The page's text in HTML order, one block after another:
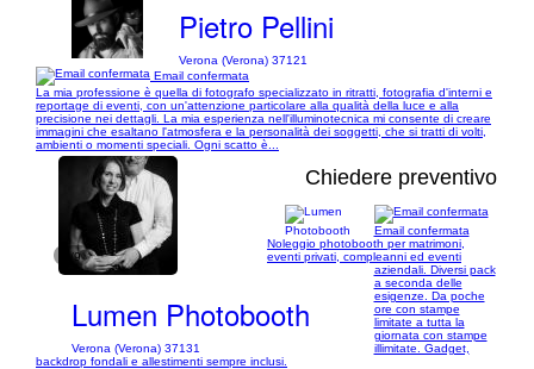
Pietro Pellini
Verona (Verona) 37121
Email confermata
La mia professione è quella di fotografo specializzato in ritratti, fotografia d'interni e
reportage di eventi, con un'attenzione particolare alla qualità della luce e alla
precisione nei dettagli. La mia esperienza nell'illuminotecnica mi consente di creare
immagini che esaltano l'atmosfera e la personalità dei soggetti, che si tratti di volti,
ambienti o momenti speciali. Ogni scatto è...
1/9
Chiedere preventivo
Lumen Photobooth
Verona (Verona) 37131
Email confermata
Noleggio photobooth per matrimoni,
eventi privati, compleanni ed eventi
aziendali. Diversi pack
a seconda delle
esigenze. Da poche
ore con stampe
limitate a tutta la
giornata con stampe
illimitate. Gadget,
backdrop fondali e allestimenti sempre inclusi.